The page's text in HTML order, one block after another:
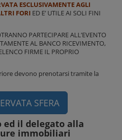
ESCLUSIVAMENTE AGLI
FORI ED E’ UTILE AI SOLI FINI
PARTECIPARE ALL’EVENTO
AL BANCO RICEVIMENTO,
FIRME IL PROPRIO
devono prenotarsi tramite la
SFERA
ed il delegato alla
immobiliari